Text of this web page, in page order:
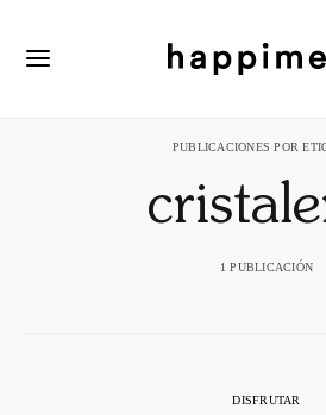
PUBLICACIONES POR
1 PUBLICACIÓN
DISFRUTAR